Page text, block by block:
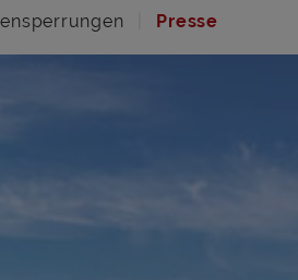
Presse